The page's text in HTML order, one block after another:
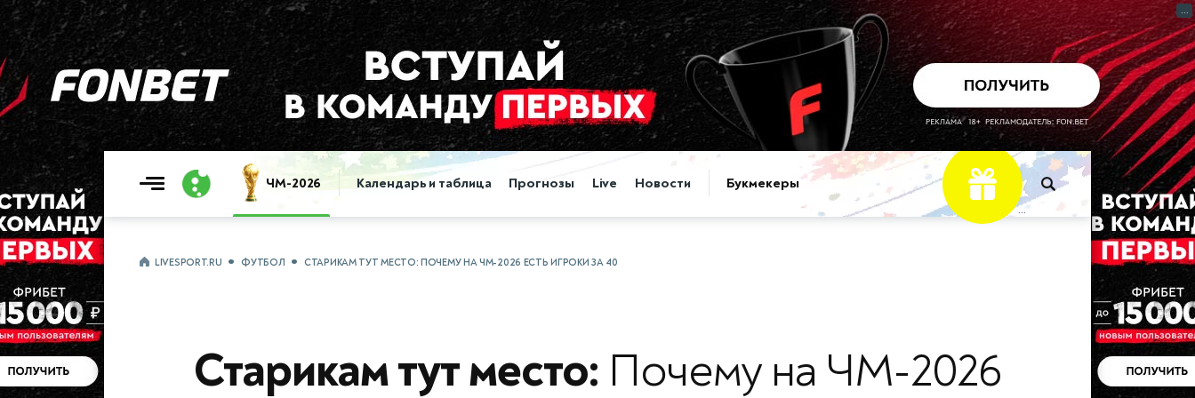
ЧМ-2026 Календарь и таблица Прогнозы Live Новости Букмекеры
...
LIVESPORT.RU ФУТБОЛ СТАРИКАМ ТУТ МЕСТО: ПОЧЕМУ НА ЧМ-2026 ЕСТЬ ИГРОКИ ЗА 40
Старикам тут место: Почему на ЧМ-2026
...